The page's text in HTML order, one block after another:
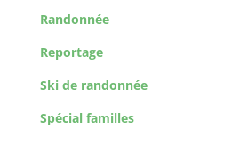
Randonnée
Reportage
Ski de randonnée
Spécial familles